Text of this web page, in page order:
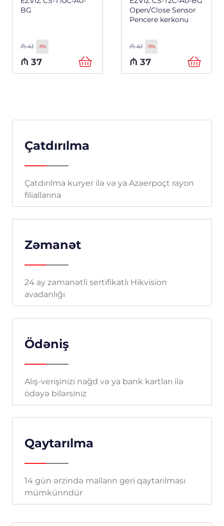
BG
₼41 -11%
₼ 37
Open/Close Sensor
Pencere kerkonu
₼41 -11%
₼ 37
Çatdırılma
Çatdırılma kuryer ilə və ya Azəerpoçt rayon
filiallarına
Zəmanət
24 ay zəmanətli sertifikatlı Hikvision
avadanlığı
Ödəniş
Alış-verişinizi nağd və ya bank kartları ilə
ödəyə bilərsiniz
Qaytarılma
14 gün ərzində malların geri qaytarılması
mümkünndür